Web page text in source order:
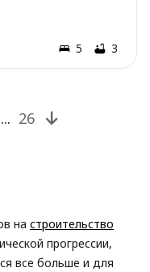
5 3
... 26
на строительство
прогрессии,
все больше и для